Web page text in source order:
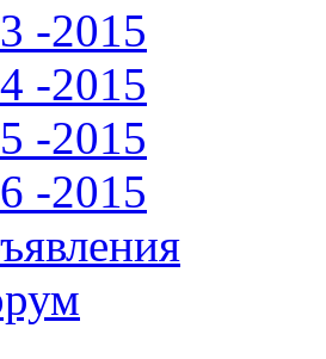
-2015
-2015
-2015
-2015